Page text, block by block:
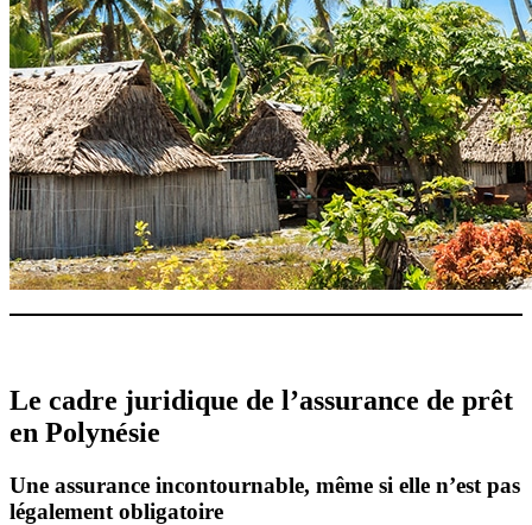
Le cadre juridique de l’assurance de prêt
en Polynésie
Une assurance incontournable, même si elle n’est pas
légalement obligatoire